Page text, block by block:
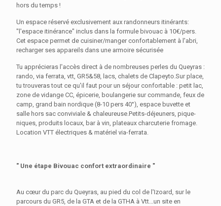
hors du temps !
Un espace réservé exclusivement aux randonneurs itinérants:
"l'espace itinérance" inclus dans la formule bivouac à 10€/pers.
Cet espace permet de cuisiner/manger confortablement à l'abri,
recharger ses appareils dans une armoire sécurisée
Tu apprécieras l'accès direct à de nombreuses perles du Queyras :
rando, via ferrata, vtt, GR5&58, lacs, chalets de Clapeyto.Sur place,
tu trouveras tout ce qu'il faut pour un séjour confortable : petit lac,
zone de vidange CC, épicerie, boulangerie sur commande, feux de
camp, grand bain nordique (8-10 pers 40°), espace buvette et
salle hors sac conviviale & chaleureuse.Petits-déjeuners, pique-
niques, produits locaux, bar à vin, plateaux charcuterie fromage.
Location VTT électriques & matériel via-ferrata.
" Une étape Bivouac confort extraordinaire "
Au cœur du parc du Queyras, au pied du col de l'Izoard, sur le
parcours du GR5, de la GTA et de la GTHA à Vtt...un site en